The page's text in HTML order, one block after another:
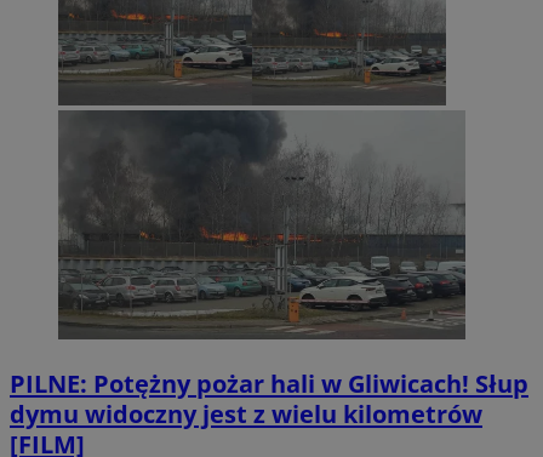
PILNE: Potężny pożar hali w Gliwicach! Słup
dymu widoczny jest z wielu kilometrów
[FILM]